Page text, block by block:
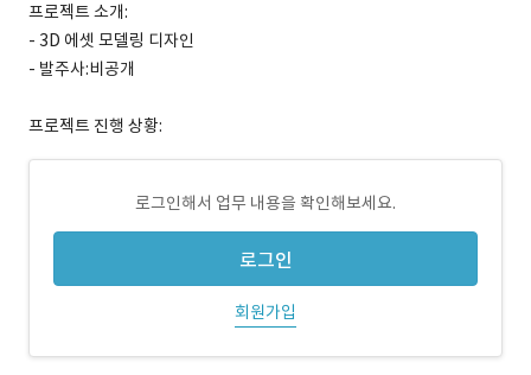
프로젝트 소개:
- 3D 에셋 모델링 디자인
- 발주사:비공개
프로젝트 진행 상황:
로그인해서 업무 내용을 확인해보세요.
로그인
회원가입